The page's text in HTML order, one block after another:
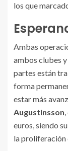
los que
Ambas
ambos clubes
partes están
forma
estar más
Augustinsson
euros, siendo su
la proliferación